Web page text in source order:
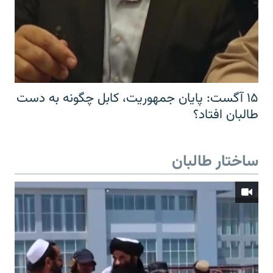
۱۵ آگست: پایان جمهوریت، کابل چگونه به دست
طالبان افتاد؟
ساختار طالبان